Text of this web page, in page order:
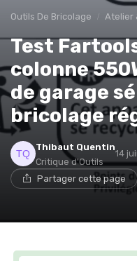
Outils De Bricolage Atelier
Test
colonne
de garage
bricolage
Thibaut Quentin
Critique d'Outils
14
Partager cette page